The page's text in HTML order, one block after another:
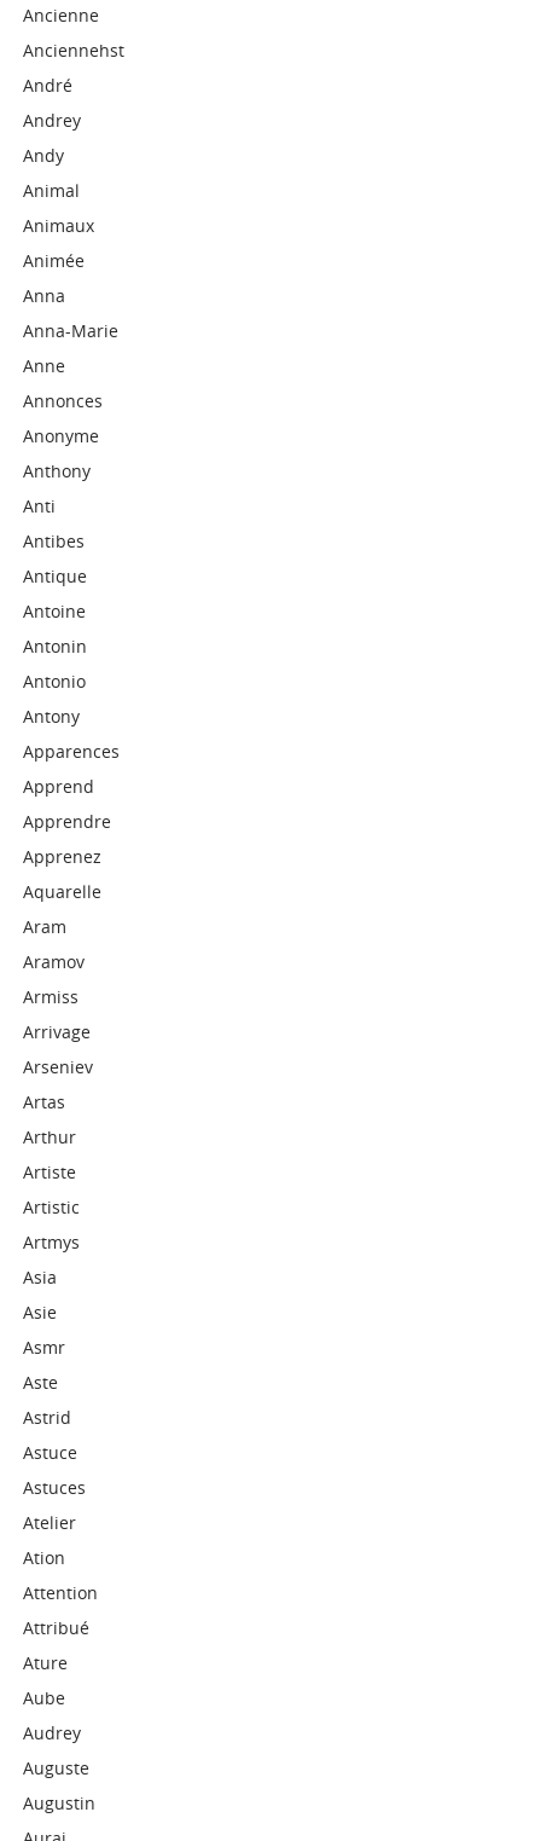
Ancienne
Anciennehst
André
Andrey
Andy
Animal
Animaux
Animée
Anna
Anna-Marie
Anne
Annonces
Anonyme
Anthony
Anti
Antibes
Antique
Antoine
Antonin
Antonio
Antony
Apparences
Apprend
Apprendre
Apprenez
Aquarelle
Aram
Aramov
Armiss
Arrivage
Arseniev
Artas
Arthur
Artiste
Artistic
Artmys
Asia
Asie
Asmr
Aste
Astrid
Astuce
Astuces
Atelier
Ation
Attention
Attribué
Ature
Aube
Audrey
Auguste
Augustin